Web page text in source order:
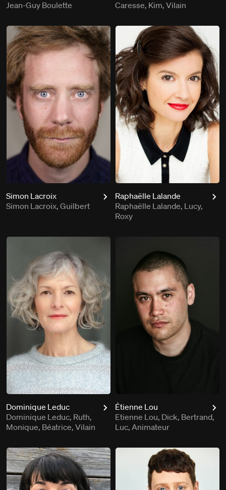
Jean-Guy Boulette
Caresse, Kim, Vilain
Simon Lacroix
Simon Lacroix, Guilbert
Raphaëlle Lalande
Raphaëlle Lalande, Lucy,
Roxy
Dominique Leduc
Dominique Leduc, Ruth,
Monique, Béatrice, Vilain
Étienne Lou
Etienne Lou, Dick, Bertrand,
Luc, Animateur